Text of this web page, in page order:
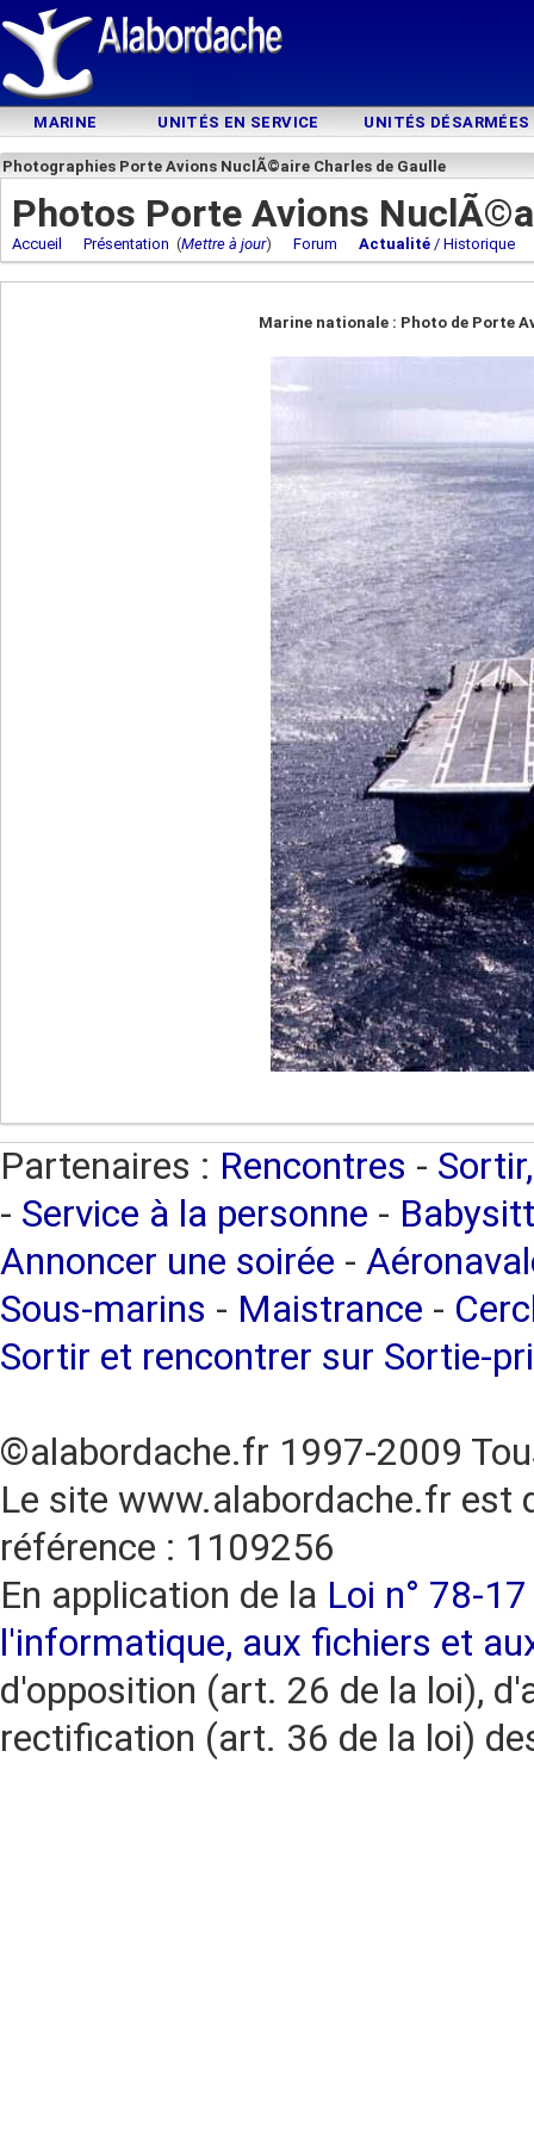
MARINE UNITÉS EN SERVICE UNITÉS DÉSARMÉES
Photographies Porte Avions NuclÃ©aire Charles de Gaulle
Photos Porte Avions
Accueil Présentation (Mettre à jour) Forum Actualité / Historique
Marine nationale : Photo de Porte
Partenaires : Rencontres -
- Service à la personne -
Annoncer une soirée -
Sous-marins - Maistrance -
Sortir et rencontrer sur Sortie-
©alabordache.fr 1997-2009
Le site www.alabordache.fr est
référence : 1109256
En application de la Loi n° 78-
l'informatique, aux fichiers et
d'opposition (art. 26 de la loi),
rectification (art. 36 de la loi)